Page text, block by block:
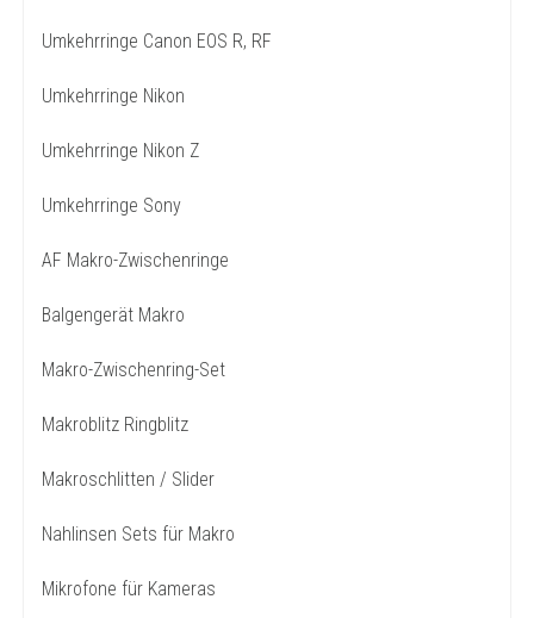
Umkehrringe Canon EOS R, RF
Umkehrringe Nikon
Umkehrringe Nikon Z
Umkehrringe Sony
AF Makro-Zwischenringe
Balgengerät Makro
Makro-Zwischenring-Set
Makroblitz Ringblitz
Makroschlitten / Slider
Nahlinsen Sets für Makro
Mikrofone für Kameras